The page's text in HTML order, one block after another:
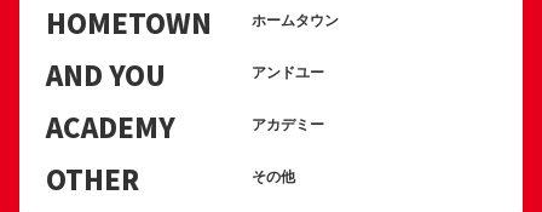
HOMETOWN ホームタウン
AND YOU アンドユー
ACADEMY アカデミー
OTHER その他